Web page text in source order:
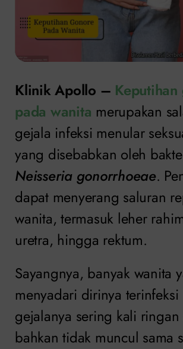
Klinik Apollo –
pada wanita merupakan
gejala infeksi menular
yang disebabkan oleh
Neisseria gonorrhoeae.
dapat menyerang saluran
wanita, termasuk leher
uretra, hingga rektum.
Sayangnya, banyak wanita
menyadari dirinya terinfeksi
gejalanya sering kali ringan
bahkan tidak muncul sama